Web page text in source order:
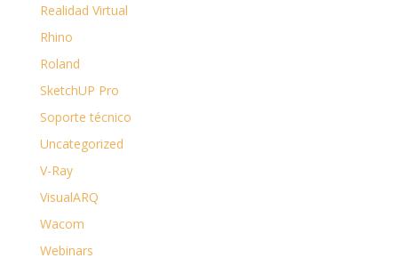
Realidad Virtual
Rhino
Roland
SketchUP Pro
Soporte técnico
Uncategorized
V-Ray
VisualARQ
Wacom
Webinars